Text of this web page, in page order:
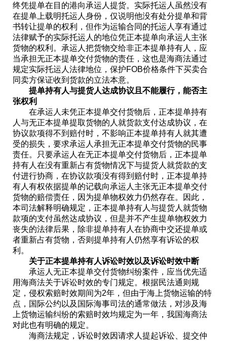
终凭提单在目的港向承运人提货。实际托运人虽然没有
在提单上载明托运人身份，仅说明他没有处分提单和背
书转让提单的权利，但作为运输合同的托运人享有通过
法律赋予的实际托运人的地位凭正本提单向承运人主张
货物的权利。承运人把货物交给非正本提单持有人，应
当承担无正本提单交付货物的责任，这也是海商法通过
规定实际托运人法律地位，保护FOB价格条件下买卖合
同卖方保证收到货款的立法本意。
提单持有人与提货人达成协议且不能履行，能否主
张权利
在承运人未凭正本提单交付货物后，正本提单持有
人与无正本提单提取货物的人就货款支付达成协议，在
协议款项得不到赔付时，不影响正本提单持有人就其遭
受的损失，要求承运人承担无正本提单交付货物的民事
责任。只要承运人在无正本提单交付货物后，正本提单
持有人在没有重新占有货物情况下与提货人就货款的支
付进行协商，在协议款项没有得到赔付时，正本提单持
有人有权依据提单的记载向承运人主张无正本提单交付
货物的赔偿责任，因为提单物权效力仍然存在。因此，
本司法解释明确规定，正本提单持有人与提货人就货物
款项的支付虽然达成协议，但是并不产生提单物权效力
丧失的法律后果，除非提单持有人在协商中交还提单或
者重新占有货物，否则提单持有人仍然享有诉讼的权
利。
关于正本提单持有人诉讼时效以及诉讼时效中断
承运人无正本提单交付货物纠纷案件，应当优先适
用海商法关于诉讼时效的专门规定。根据民法通则规
定，侵权索赔时效期间为2年，但由于海上货物运输的特
点，国际公约以及国际海事司法的通常做法，对涉及海
上货物运输纠纷的索赔时效均规定为一年，我国海商法
对此也有明确的规定。
海商法规定，诉讼时效因请求人提起诉讼、提交仲